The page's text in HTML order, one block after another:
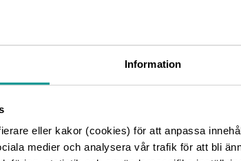
Information
eller kakor (cookies) för att anpassa
medier och analysera vår trafik för att bli
att emittera
möjligheten att emittera ett obligationslån
Bank mandat att arrangera
förbehåll för rådande